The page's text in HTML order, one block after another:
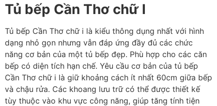
Tủ bếp Cần Thơ chữ I
Tủ bếp Cần Thơ chữ i là kiểu thông dụng nhất với hình
dạng nhỏ gọn nhưng vẫn đáp ứng đầy đủ các chức
năng cơ bản của một tủ bếp đẹp. Phù hợp cho các căn
bếp có diện tích hạn chế. Yêu cầu cơ bản của tủ bếp
Cần Thơ chữ i là giữ khoảng cách ít nhất 60cm giữa bếp
và chậu rửa. Các khoang lưu trữ có thể được thiết kế
tùy thuộc vào khu vực công năng, giúp tăng tính tiện